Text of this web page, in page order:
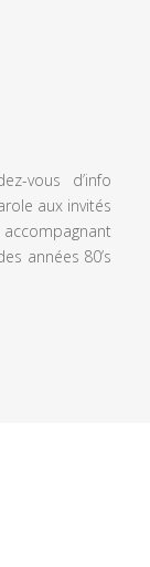
vous d’info
aux invités
années 80’s